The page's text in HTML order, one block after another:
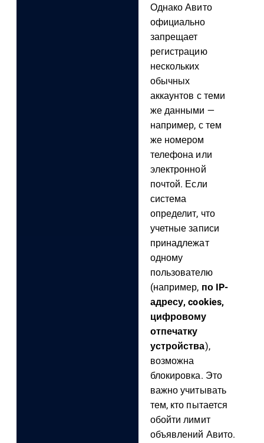
Однако Авито
официально
запрещает
регистрацию
нескольких
обычных
аккаунтов с теми
же данными —
например, с тем
же номером
телефона или
электронной
почтой. Если
система
определит, что
учетные записи
принадлежат
одному
пользователю
(например, по IP-
адресу, cookies,
цифровому
отпечатку
устройства),
возможна
блокировка. Это
важно учитывать
тем, кто пытается
обойти лимит
объявлений Авито.